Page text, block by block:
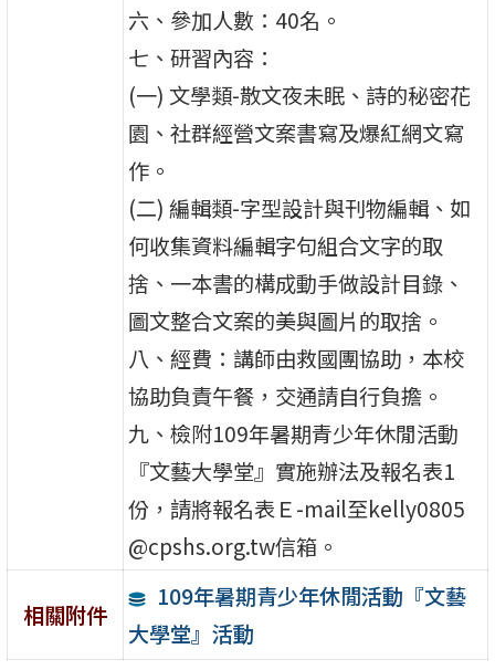
六、參加人數：40名。
七、研習內容：
(一) 文學類-散文夜未眠、詩的秘密花
園、社群經營文案書寫及爆紅網文寫
作。
(二) 編輯類-字型設計與刊物編輯、如
何收集資料編輯字句組合文字的取
捨、一本書的構成動手做設計目錄、
圖文整合文案的美與圖片的取捨。
八、經費：講師由救國團協助，本校
協助負責午餐，交通請自行負擔。
九、檢附109年暑期青少年休閒活動
『文藝大學堂』實施辦法及報名表1
份，請將報名表Ｅ-mail至kelly0805
@cpshs.org.tw信箱。
相關附件
109年暑期青少年休閒活動『文藝
大學堂』活動